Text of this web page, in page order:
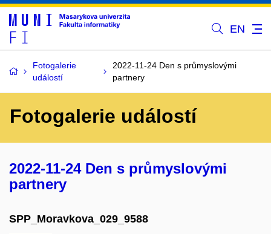
EN
Fotogalerie
událostí
2022-11-24 Den s průmyslovými
partnery
Fotogalerie událostí
2022-11-24 Den s průmyslovými
partnery
SPP_Moravkova_029_9588